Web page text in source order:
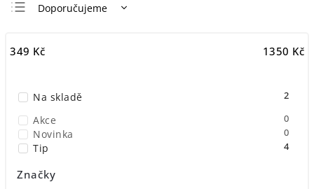
Doporučujeme
Nejdražší
Abecedně
349 Kč 1350 Kč
Na skladě 2
Akce 0
Novinka 0
Tip 4
Značky